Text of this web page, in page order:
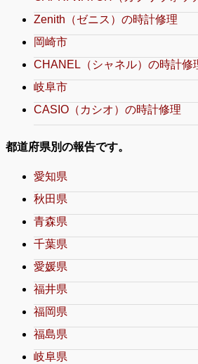
Zenith（ゼニス）の時計修理
岡崎市
CHANEL（シャネル）の時計修
岐阜市
CASIO（カシオ）の時計修理
都道府県別の報告です。
愛知県
秋田県
青森県
千葉県
愛媛県
福井県
福岡県
福島県
岐阜県